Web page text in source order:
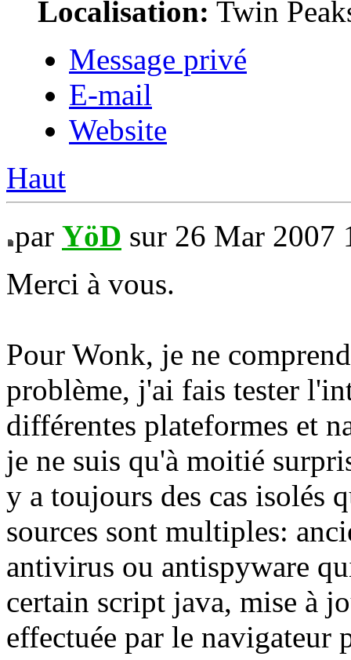
Localisation: Twin
Message privé
E-mail
Website
Haut
par YöD sur 26 Mar 2007
Merci à vous.
Pour Wonk, je ne
problème, j'ai fais tester
différentes plateformes et
je ne suis qu'à moitié
y a toujours des cas isolés
sources sont multiples:
antivirus ou antispyware
certain script java, mise à
effectuée par le navigateur